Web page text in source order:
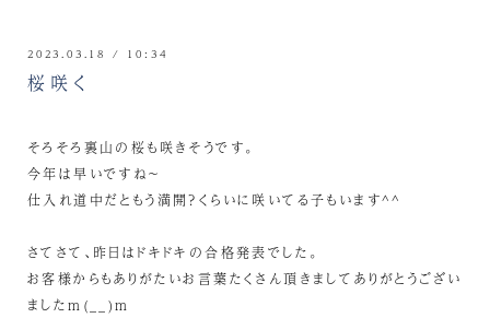
2023.03.18 / 10:34
桜咲く
そろそろ裏山の桜も咲きそうです。
今年は早いですね～
仕入れ道中だともう満開？くらいに咲いてる子もいます^^
さてさて、昨日はドキドキの合格発表でした。
お客様からもありがたいお言葉たくさん頂きましてありがとうござい
ましたm(__)m